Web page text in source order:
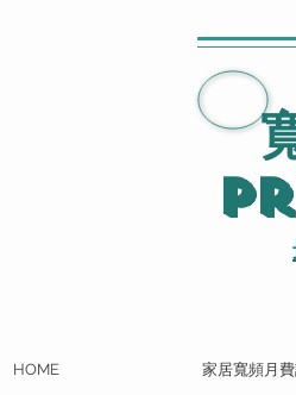
HOME 家居寬頻月費